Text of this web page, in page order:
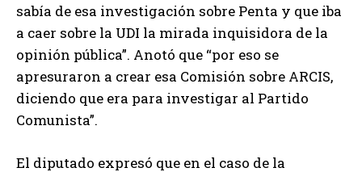
sabía de esa investigación sobre Penta y que iba
a caer sobre la UDI la mirada inquisidora de la
opinión pública”. Anotó que “por eso se
apresuraron a crear esa Comisión sobre ARCIS,
diciendo que era para investigar al Partido
Comunista”.
El diputado expresó que en el caso de la